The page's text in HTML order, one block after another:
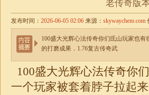
老传奇版
发布时间： 2026-06-05 02:06 来源： skywaychem.com
100盛大光辉心法传奇你们氐山玩家也
的打磨成果．1.76复古传奇武
100盛大光辉心法传奇你
一个玩家被套着脖子拉起